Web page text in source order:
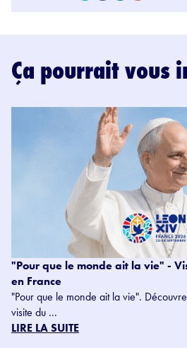
Ça pourrait vous
"Pour que le monde ait la vie" -
en France
"Pour que le monde ait la vie".
visite du ...
LIRE LA SUITE